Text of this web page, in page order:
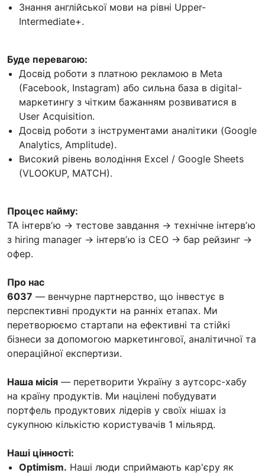
Знання англійської мови на рівні Upper-
Intermediate+.
Буде перевагою:
Досвід роботи з платною рекламою в Meta
(Facebook, Instagram) або сильна база в digital-
маркетингу з чітким бажанням розвиватися в
User Acquisition.
Досвід роботи з інструментами аналітики (Google
Analytics, Amplitude).
Високий рівень володіння Excel / Google Sheets
(VLOOKUP, MATCH).
Процес найму:
TA інтервʼю → тестове завдання → технічне інтервʼю
з hiring manager → інтервʼю із СЕО → бар рейзинг →
офер.
Про нас
6037 — венчурне партнерство, що інвестує в
перспективні продукти на ранніх етапах. Ми
перетворюємо стартапи на ефективні та стійкі
бізнеси за допомогою маркетингової, аналітичної та
операційної експертизи.
Наша місія — перетворити Україну з аутсорс-хабу
на країну продуктів. Ми націлені побудувати
портфель продуктових лідерів у своїх нішах із
сукупною кількістю користувачів 1 мільярд.
Наші цінності:
Optimism. Наші люди сприймають кар'єру як